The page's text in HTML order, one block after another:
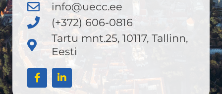
info@uecc.ee
(+372) 606-0816
Tartu mnt.25, 10117, Tallinn,
Eesti